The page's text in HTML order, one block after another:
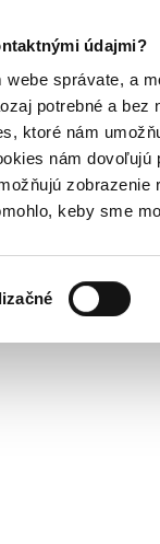
údajmi?
správate, a
potrebné a
ktoré nám
nám
keby sme